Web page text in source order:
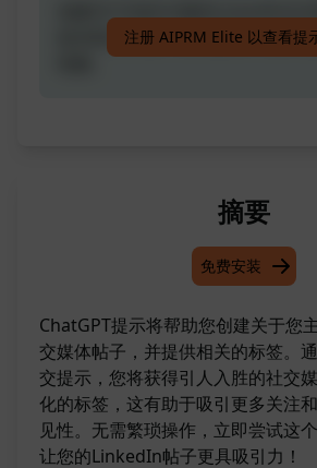
提供相关标签。没有废话，也不
注册 AIPRM Elite 以查看提
摘要
免费安装
ChatGPT提示将帮助您创建关于您
交媒体帖子，并提供相关的标签。
交提示，您将获得引人入胜的社交
化的标签，这有助于吸引更多关注
见性。无需繁琐操作，立即尝试这
让您的LinkedIn帖子更具吸引力！